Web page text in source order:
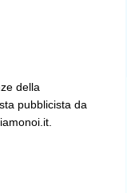
della
pubblicista da